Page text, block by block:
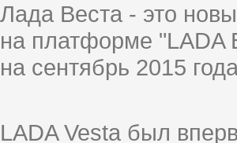
Лада Веста - это
на платформе "LADA
на сентябрь 2015
LADA Vesta был